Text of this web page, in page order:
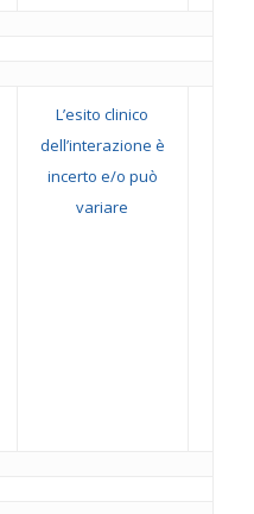
L’esito clinico
dell’interazione è
incerto e/o può
variare